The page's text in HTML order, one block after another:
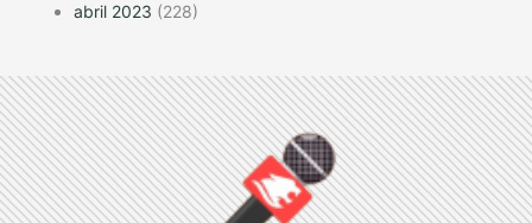
abril 2023 (228)